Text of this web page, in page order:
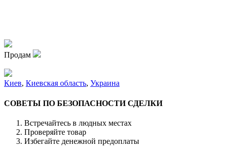
Продам
Киев, Киевская область, Украина
СОВЕТЫ ПО БЕЗОПАСНОСТИ СДЕЛКИ
Встречайтесь в людных местах
Проверяйте товар
Избегайте денежной предоплаты